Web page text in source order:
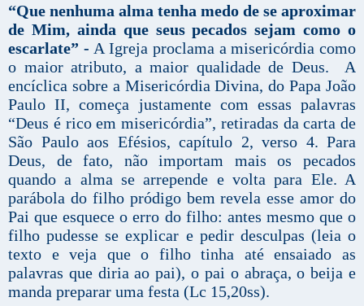
“Que nenhuma alma tenha medo de se aproximar
de Mim, ainda que seus pecados sejam como o
escarlate” - A Igreja proclama a misericórdia como
o maior atributo, a maior qualidade de Deus. A
encíclica sobre a Misericórdia Divina, do Papa João
Paulo II, começa justamente com essas palavras
“Deus é rico em misericórdia”, retiradas da carta de
São Paulo aos Efésios, capítulo 2, verso 4. Para
Deus, de fato, não importam mais os pecados
quando a alma se arrepende e volta para Ele. A
parábola do filho pródigo bem revela esse amor do
Pai que esquece o erro do filho: antes mesmo que o
filho pudesse se explicar e pedir desculpas (leia o
texto e veja que o filho tinha até ensaiado as
palavras que diria ao pai), o pai o abraça, o beija e
manda preparar uma festa (Lc 15,20ss).